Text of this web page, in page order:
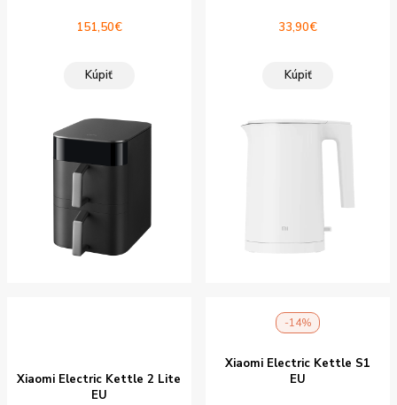
151,50€
Kúpiť
33,90€
Kúpiť
Xiaomi Electric Kettle 2 Lite
EU
-14%
Xiaomi Electric Kettle S1
EU